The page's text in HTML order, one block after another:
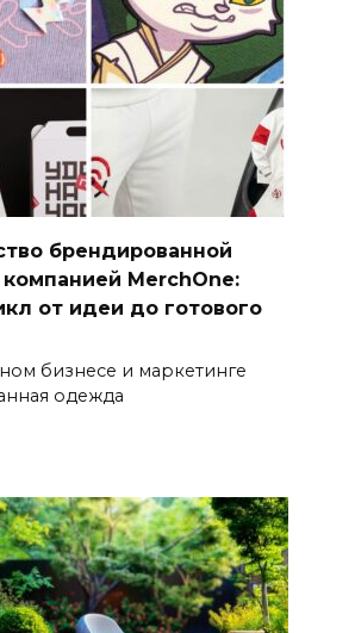
брендированной
MerchOne:
от идеи до готового
бизнесе и маркетинге
одежда